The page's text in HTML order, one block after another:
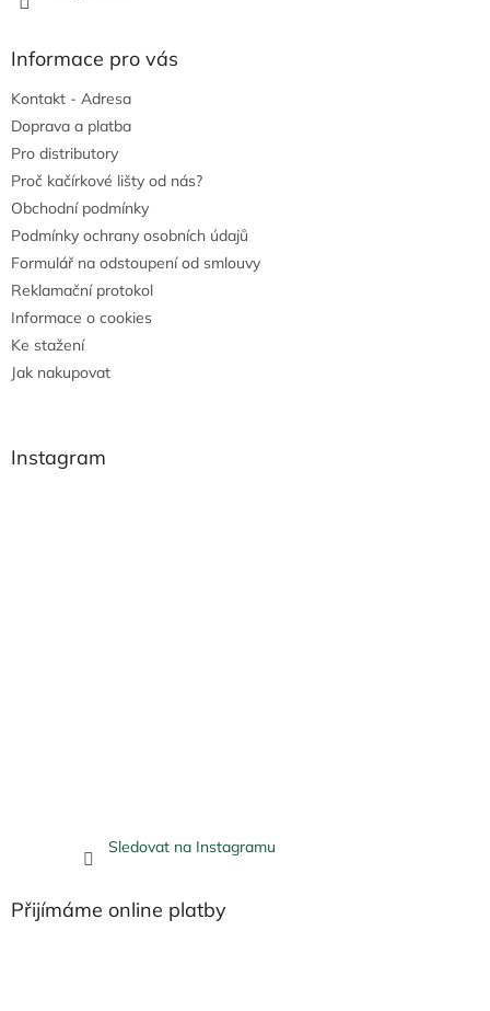
Informace pro vás
Kontakt - Adresa
Doprava a platba
Pro distributory
Proč kačírkové lišty od nás?
Obchodní podmínky
Podmínky ochrany osobních údajů
Formulář na odstoupení od smlouvy
Reklamační protokol
Informace o cookies
Ke stažení
Jak nakupovat
Instagram
Sledovat na Instagramu
Přijímáme online platby